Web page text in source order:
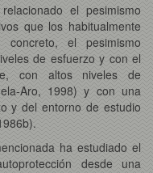
el pesimismo
que los habitualmente
concreto, el pesimismo
de esfuerzo y con el
con altos niveles de
Aro, 1998) y con una
y del entorno de estudio
ha estudiado el
desde una